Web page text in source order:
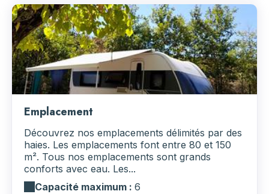
Emplacement
Découvrez nos emplacements délimités par des
haies. Les emplacements font entre 80 et 150
m². Tous nos emplacements sont grands
conforts avec eau. Les...
Capacité maximum : 6